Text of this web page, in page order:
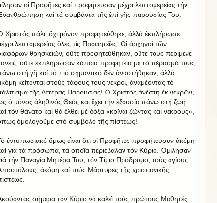
οἱ Προφῆτες καί προφήτευσαν μέχρι λεπτομερείας τήν
καί τά συμβάντα τῆς ἐπί γῆς παρουσίας Του.
Χριστός πάλι, ὄχι μόνον προφητεύθηκε, ἀλλά ἐκπλήρωσε
λεπτομερείας ὅλες τίς Προφητεῖες. Οἱ ἀρχηγοί τῶν
θρησκειῶν, οὔτε προφητεύθηκαν, οὔτε τούς περίμενε
οὔτε ἐκπλήρωσαν κάποια προφητεία μέ τό πέρασμά τους
στή γῆ καί τό πιό σημαντικό δέν ἀναστήθηκαν, ἀλλά
κείτονται στούς τάφους τους νεκροί, ἀναμέοντας τό
τῆς Δετέρας Παρουσίας! Ὁ Χριστός ἀνέστη ἐκ νεκρῶν,
ὁ μόνος ἀληθινός Θεός και ἔχει τήν ἐξουσία πάνω στή ζωή
τόν θάνατο καί θά ἔλθει μέ δόξα «κρῖναι ζῶντας καί νεκρούς»,
ὁμολογοῦμε στό σύμβολο τῆς πίστεως!
ἐντυπωσιακό ὅμως εἶναι ὅτι οἱ Προφῆτες προφήτευσαν ἀκόμη
γιά τά πρόσωπα, τά ὁποῖα περιέβαλαν τόν Κύριο. Ὁμίλησαν
τήν Παναγία Μητέρα Του, τόν Τίμιο Πρόδρομο, τούς ἁγίους
ἀκόμη καί τούς Μάρτυρες τῆς χριστιανικῆς
σήμερα τόν Κύριο νά καλεῖ τούς πρώτους Μαθητές